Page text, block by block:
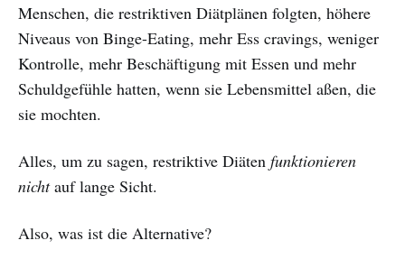
Menschen, die restriktiven Diätplänen folgten, höhere
Niveaus von Binge-Eating, mehr Ess cravings, weniger
Kontrolle, mehr Beschäftigung mit Essen und mehr
Schuldgefühle hatten, wenn sie Lebensmittel aßen, die
sie mochten.
Alles, um zu sagen, restriktive Diäten funktionieren
nichtauf lange Sicht.
Also, was ist die Alternative?